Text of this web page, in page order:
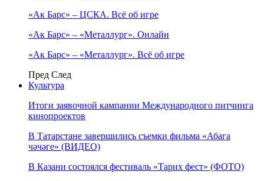
«Ак Барс» – ЦСКА. Всё об игре
«Ак Барс» – «Металлург». Онлайн
«Ак Барс» – «Металлург». Всё об игре
Пред След
Культура
Итоги заявочной кампании Международного питчинга
кинопроектов
В Татарстане завершились съемки фильма «Абага
чәчәге» (ВИДЕО)
В Казани состоялся фестиваль «Тарих фест» (ФОТО)